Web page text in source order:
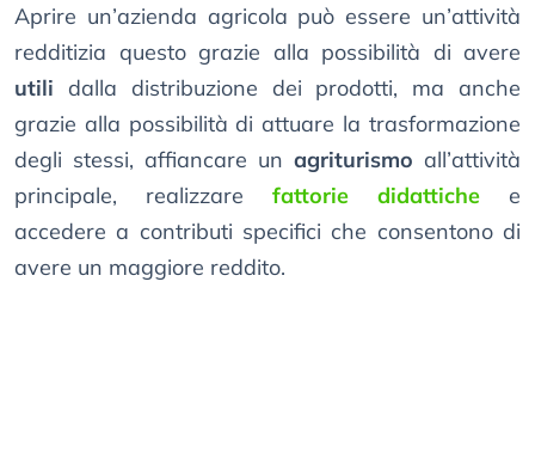
Aprire un’azienda agricola può essere un’attività
redditizia questo grazie alla possibilità di avere
utili dalla distribuzione dei prodotti, ma anche
grazie alla possibilità di attuare la trasformazione
degli stessi, affiancare un agriturismo all’attività
principale, realizzare fattorie didattiche e
accedere a contributi specifici che consentono di
avere un maggiore reddito.